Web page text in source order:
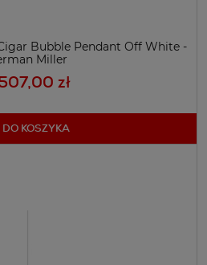
Bubble Pendant Off White -
Miller
zł
DO KOSZYKA